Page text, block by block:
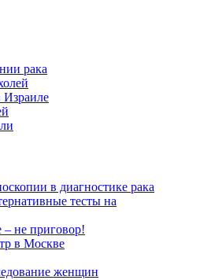
рака
Израиле
в диагностике рака
тесты на
– не приговор!
в Москве
женщин